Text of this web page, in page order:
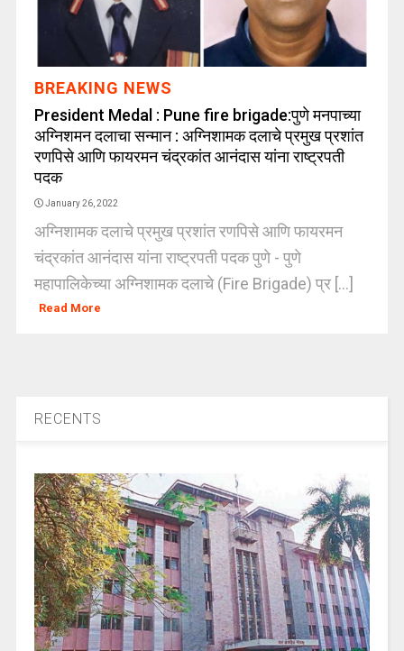
BREAKING NEWS
President Medal : Pune fire brigade:पुणे मनपाच्या
अग्निशमन दलाचा सन्मान : अग्निशामक दलाचे प्रमुख प्रशांत
रणपिसे आणि फायरमन चंद्रकांत आनंदास यांना राष्ट्रपती
पदक
January 26, 2022
अग्निशामक दलाचे प्रमुख प्रशांत रणपिसे आणि फायरमन
चंद्रकांत आनंदास यांना राष्ट्रपती पदक पुणे - पुणे
महापालिकेच्या अग्निशामक दलाचे (Fire Brigade) प्र [...]
Read More
RECENTS